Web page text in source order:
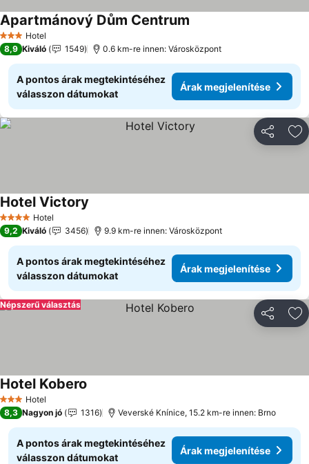
3 Kategória
Hotel
Apartmánový Dům Centrum
8,9 Kiváló 1549 0.6 km-re innen: Városközpont
A pontos árak megtekintéséhez
válasszon dátumokat
Árak megjelenítése
4 KategóriaHotel
Hotel Victory
9,2 Kiváló 3456 9.9 km-re innen: Városközpont
A pontos árak megtekintéséhez
válasszon dátumokat
Árak megjelenítése
Népszerű választás
3 Kategória
Hotel
Hotel Kobero
8,3 Nagyon jó 1316 Veverské Knínice, 15.2 km-re innen: Brno
A pontos árak megtekintéséhez
válasszon dátumokat
Árak megjelenítése